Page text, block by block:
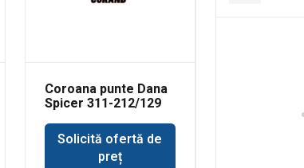
Coroana punte Dana
Spicer 311-212/129
Solicită ofertă de
preț